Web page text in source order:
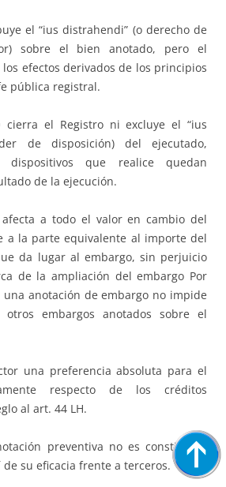
el “ius distrahendi” (o derecho de
sobre el bien anotado, pero el
efectos derivados de los principios
pública registral.
cierra el Registro ni excluye el “ius
de disposición) del ejecutado,
que realice quedan
de la ejecución.
a todo el valor en cambio del
a la parte equivalente al importe del
da lugar al embargo, sin perjuicio
de la ampliación del embargo Por
anotación de embargo no impide
embargos anotados sobre el
una preferencia absoluta para el
respecto de los créditos
al art. 44 LH.
preventiva no es constitutiva
su eficacia frente a terceros.